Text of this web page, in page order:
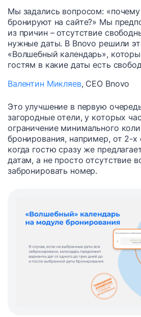
Мы задались вопросом: «почему
бронируют на сайте?» Мы
из причин – отсутствие
нужные даты. В Bnovo решили
«Волшебный календарь»,
гостям в какие даты есть
Валентин Микляев, СЕО Bnovo
Это улучшение в первую
загородные отели, у которых
ограничение минимального
бронирования, например, от 2-х
когда гостю сразу же
датам, а не просто отсутствие
забронировать номер.